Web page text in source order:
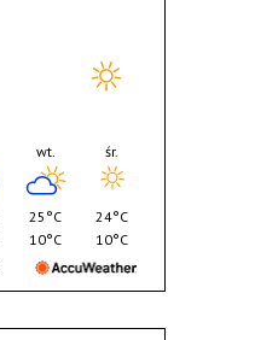
wt.
25°C
10°C
śr.
24°C
10°C